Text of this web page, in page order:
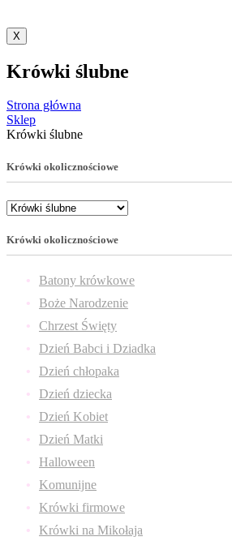
X
Krówki ślubne
Strona główna
Sklep
Krówki ślubne
Krówki okolicznościowe
Krówki okolicznościowe
Batony krówkowe
Boże Narodzenie
Chrzest Święty
Dzień Babci i Dziadka
Dzień chłopaka
Dzień dziecka
Dzień Kobiet
Dzień Matki
Halloween
Komunijne
Krówki firmowe
Krówki na Mikołaja